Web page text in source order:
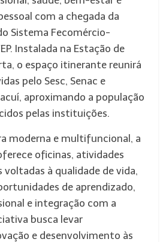
com a chegada da
Sistema Fecomércio-
Instalada na Estação de
o espaço itinerante reunirá
pelo Sesc, Senac e
aproximando a população
pelas instituições.
moderna e multifuncional, a
oficinas, atividades
voltadas à qualidade de vida,
de aprendizado,
e integração com a
busca levar
e desenvolvimento às